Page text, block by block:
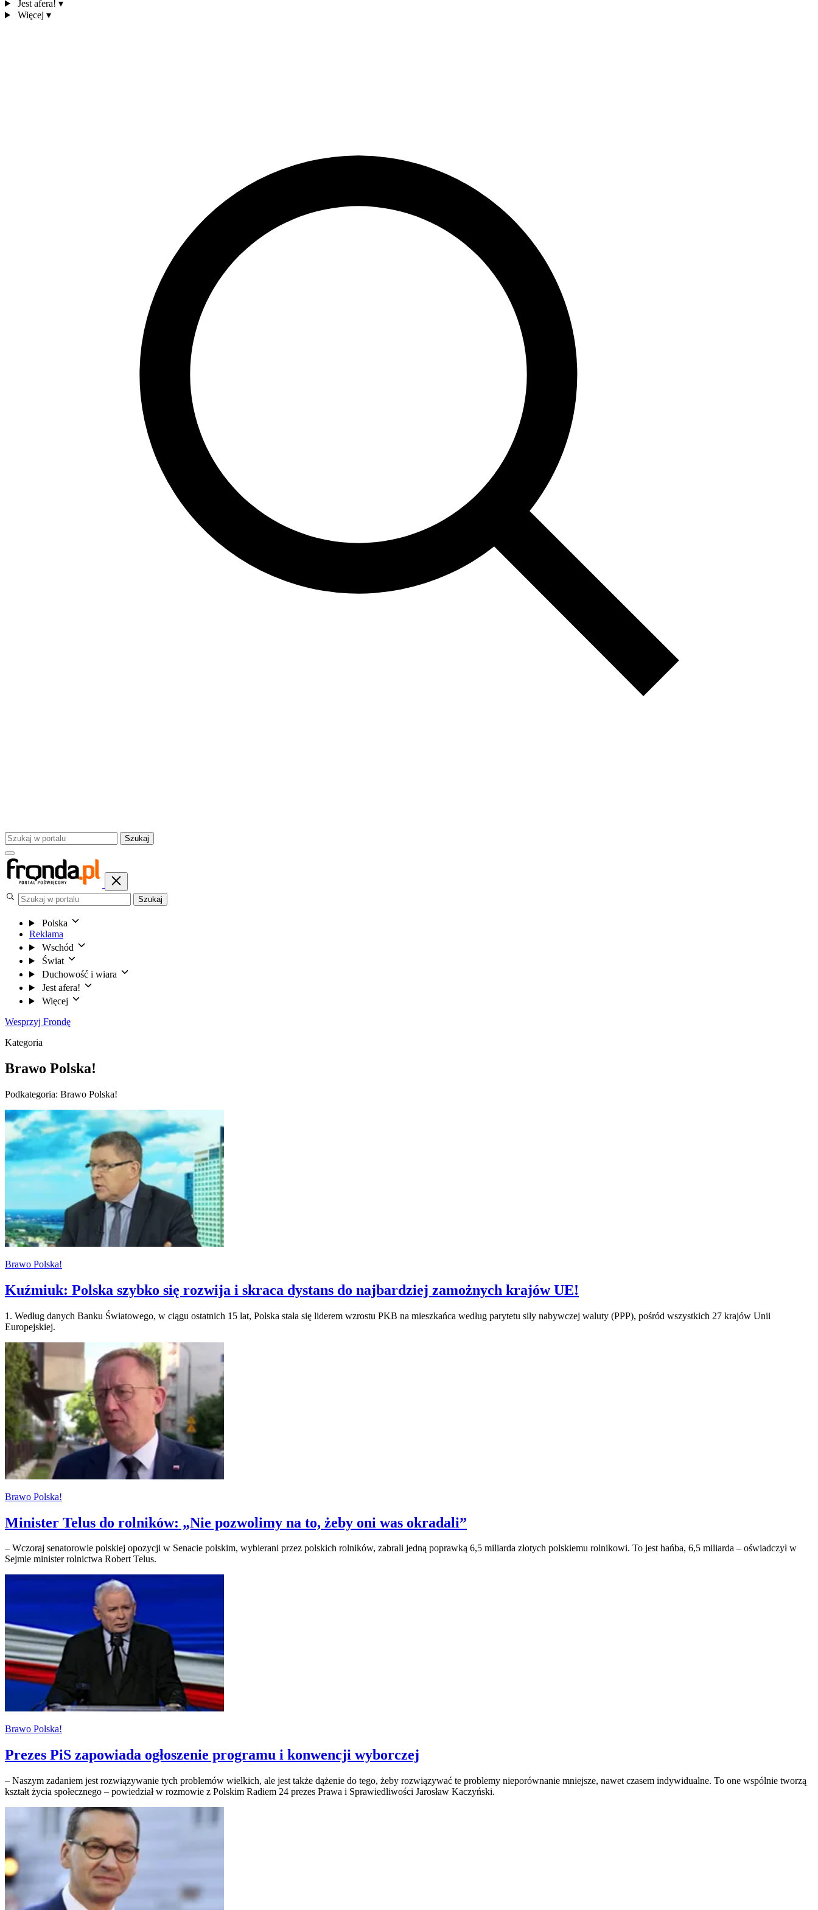
Jest afera! ▾
Więcej ▾
Szukaj
Szukaj
Polska
Reklama
Wschód
Świat
Duchowość i wiara
Jest afera!
Więcej
Wesprzyj Frondę
Kategoria
Brawo Polska!
Podkategoria: Brawo Polska!
Brawo Polska!
Kuźmiuk: Polska szybko się rozwija i skraca dystans do najbardziej zamożnych krajów UE!
1. Według danych Banku Światowego, w ciągu ostatnich 15 lat, Polska stała się liderem wzrostu PKB na mieszkańca według parytetu siły nabywczej waluty (PPP), pośród wszystkich 27 krajów Unii
Europejskiej.
Brawo Polska!
Minister Telus do rolników: „Nie pozwolimy na to, żeby oni was okradali”
– Wczoraj senatorowie polskiej opozycji w Senacie polskim, wybierani przez polskich rolników, zabrali jedną poprawką 6,5 miliarda złotych polskiemu rolnikowi. To jest hańba, 6,5 miliarda – oświadczył w
Sejmie minister rolnictwa Robert Telus.
Brawo Polska!
Prezes PiS zapowiada ogłoszenie programu i konwencji wyborczej
– Naszym zadaniem jest rozwiązywanie tych problemów wielkich, ale jest także dążenie do tego, żeby rozwiązywać te problemy nieporównanie mniejsze, nawet czasem indywidualne. To one wspólnie tworzą
kształt życia społecznego – powiedział w rozmowie z Polskim Radiem 24 prezes Prawa i Sprawiedliwości Jarosław Kaczyński.